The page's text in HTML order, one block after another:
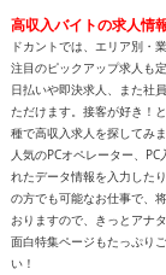
高収入バイトの求人情
ドカントでは、エリア別・
注目のピックアップ求人も
日払いや即決求人、また社
ただけます。接客が好き！
種で高収入求人を探してみ
人気のPCオペレーター、
れたデータ情報を入力した
の方でも可能なお仕事で、
おりますので、きっとアナ
面白特集ページもたっぷり
い！